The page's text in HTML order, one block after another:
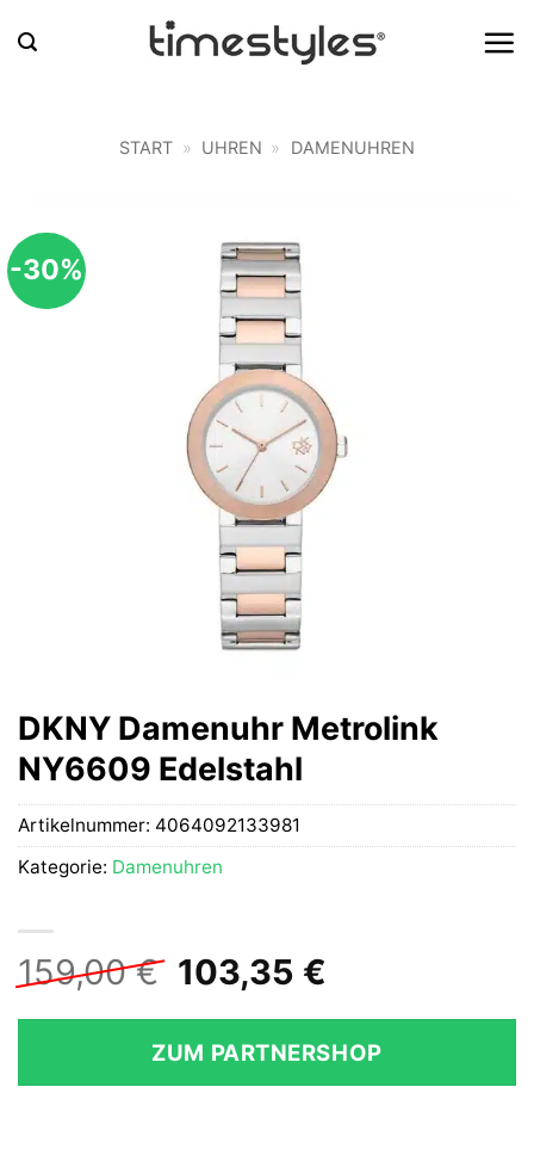
Inhalt
START » UHREN » DAMENUHREN
-30%
DKNY Damenuhr Metrolink
NY6609 Edelstahl
159,00€ Ursprünglicher
Preis
war:
159,00 €
103,35 €
ist:
103,35 €.
ZUM PARTNERSHOP
Artikelnummer: 4064092133981
Kategorie: Damenuhren